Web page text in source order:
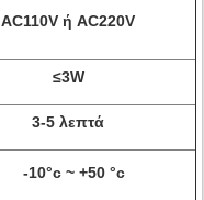
AC110V ή AC220V
≤3W
3-5 λεπτά
-10°c ~ +50 °c